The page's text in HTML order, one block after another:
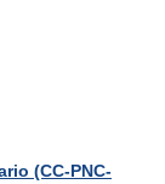
(CC-PNC-